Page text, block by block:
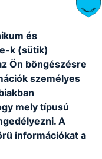
és
k (sütik)
Ön böngészésre
személyes
mely típusú
A
információkat a